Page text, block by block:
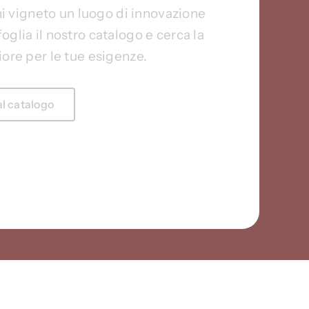
vigneto un luogo di innovazione
il nostro catalogo e cerca la
per le tue esigenze.
catalogo